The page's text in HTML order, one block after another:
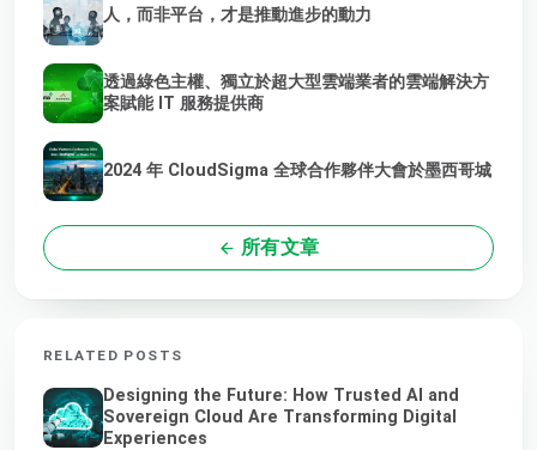
人，而非平台，才是推動進步的動力
透過綠色主權、獨立於超大型雲端業者的雲端解決方
案賦能 IT 服務提供商
2024 年 CloudSigma 全球合作夥伴大會於墨西哥城
所有文章
RELATED POSTS
Designing the Future: How Trusted AI and
Sovereign Cloud Are Transforming Digital
Experiences